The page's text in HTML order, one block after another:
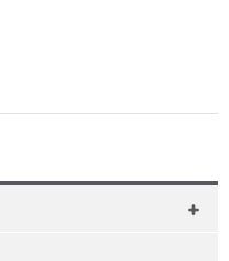
sử dụng được phần